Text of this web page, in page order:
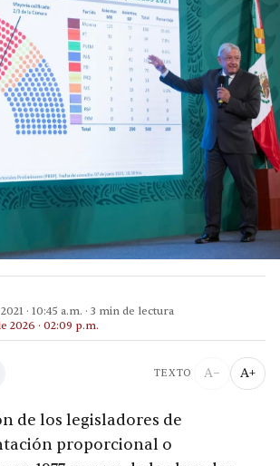
· 10:45 a.m. · 3 min de lectura
2026 · 02:09 p.m.
TEXTO A− A+
de los legisladores de
proporcional o